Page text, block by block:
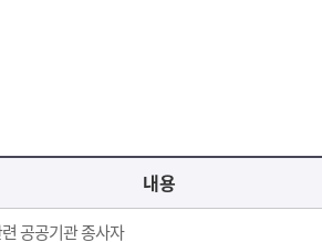
내용
공공기관 종사자